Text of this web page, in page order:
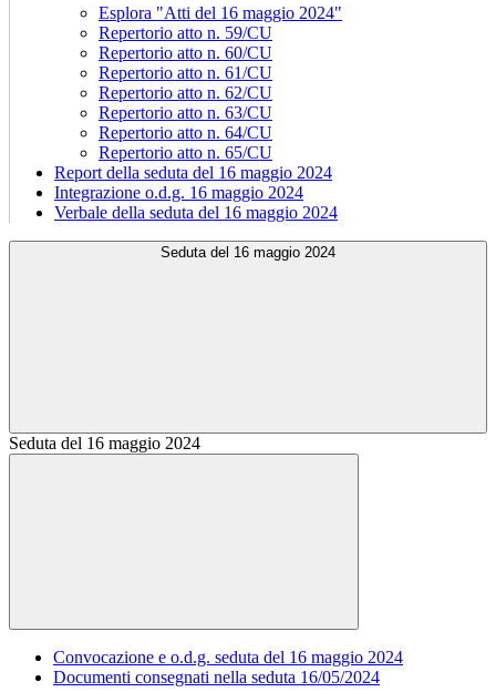
Esplora "Atti del 16 maggio 2024"
Repertorio atto n. 59/CU
Repertorio atto n. 60/CU
Repertorio atto n. 61/CU
Repertorio atto n. 62/CU
Repertorio atto n. 63/CU
Repertorio atto n. 64/CU
Repertorio atto n. 65/CU
Report della seduta del 16 maggio 2024
Integrazione o.d.g. 16 maggio 2024
Verbale della seduta del 16 maggio 2024
Seduta del 16 maggio 2024
Seduta del 16 maggio 2024
Convocazione e o.d.g. seduta del 16 maggio 2024
Documenti consegnati nella seduta 16/05/2024